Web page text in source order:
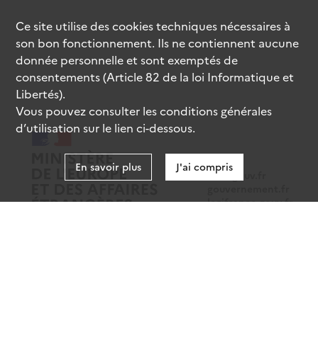
data.gouv.fr
legifrance.gouv.fr
Ce site utilise descookiestechniques nécessaires à
son bon fonctionnement. Ils ne contiennent aucune
donnée personnelle et sont exemptés de
consentements (Article 82 de la loi Informatique et
Libertés).
Vous pouvez consulter les conditions générales
d’utilisation sur le lien ci-dessous.
En savoir plus J'ai compris